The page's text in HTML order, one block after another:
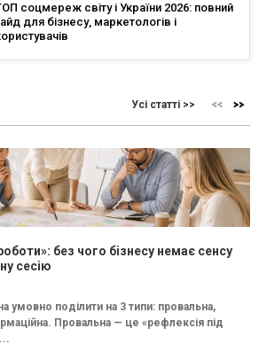
соцмереж світу і України 2026: повний
для бізнесу, маркетологів і
Усі статті >>
без чого бізнесу немає сенсу
сесію
умовно поділити на 3 типи: провальна,
Провальна — це «рефлексія під